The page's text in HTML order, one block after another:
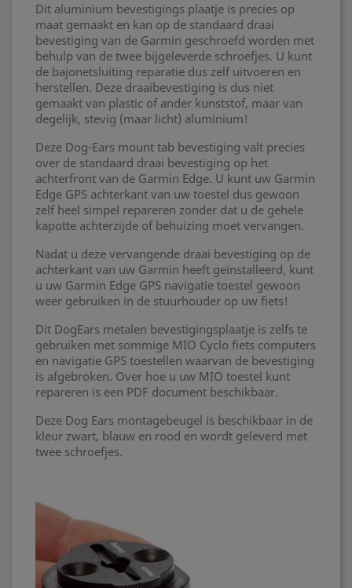
Dit aluminium bevestigings plaatje is precies op
maat gemaakt en kan op de standaard draai
bevestiging van de Garmin geschroefd worden met
behulp van de twee bijgeleverde schroefjes. U kunt
de bajonetsluiting reparatie dus zelf uitvoeren en
herstellen. Deze draaibevestiging is dus niet
gemaakt van plastic of ander kunststof, maar van
degelijk, stevig (maar licht) aluminium!
Deze Dog-Ears mount tab bevestiging valt precies
over de standaard draai bevestiging op het
achterfront van de Garmin Edge. U kunt uw Garmin
Edge GPS achterkant van uw toestel dus gewoon
zelf heel simpel repareren zonder dat u de gehele
kapotte achterzijde of behuizing moet vervangen.
Nadat u deze vervangende draai bevestiging op de
achterkant van uw Garmin heeft geïnstalleerd, kunt
u uw Garmin Edge GPS navigatie toestel gewoon
weer gebruiken in de stuurhouder op uw fiets!
Dit DogEars metalen bevestigingsplaatje is zelfs te
gebruiken met sommige MIO Cyclo fiets computers
en navigatie GPS toestellen waarvan de bevestiging
is afgebroken. Over hoe u uw MIO toestel kunt
repareren is een PDF document beschikbaar.
Deze Dog Ears montagebeugel is beschikbaar in de
kleur zwart, blauw en rood en wordt geleverd met
twee schroefjes.